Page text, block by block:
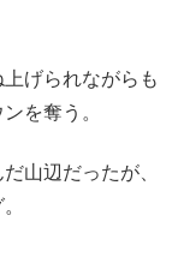
げられながらも
を奪う。
山辺だったが、